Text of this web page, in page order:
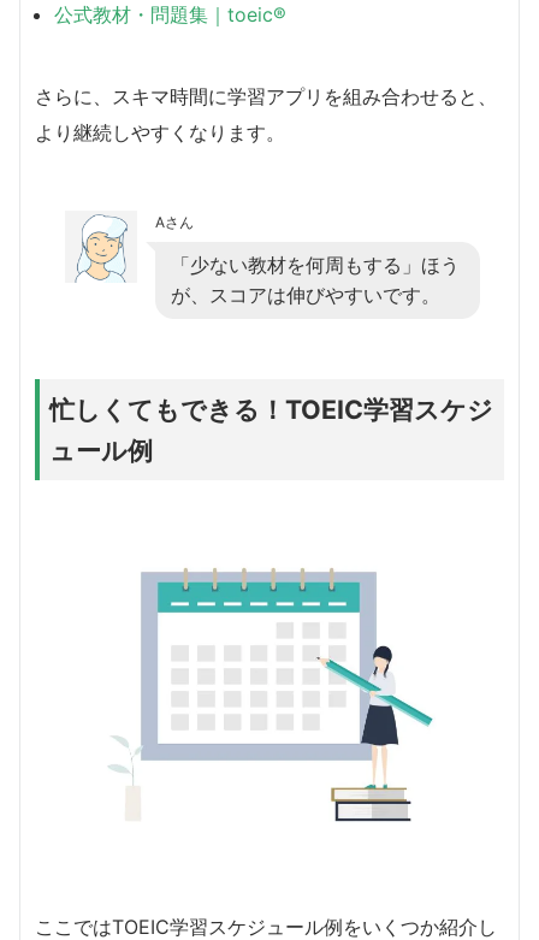
公式教材・問題集｜toeic®
さらに、スキマ時間に学習アプリを組み合わせると、
より継続しやすくなります。
Aさん
「少ない教材を何周もする」ほう
が、スコアは伸びやすいです。
忙しくてもできる！TOEIC学習スケジ
ュール例
ここではTOEIC学習スケジュール例をいくつか紹介し